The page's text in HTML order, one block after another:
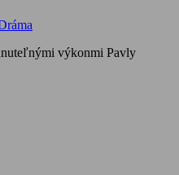
výkonmi Pavly